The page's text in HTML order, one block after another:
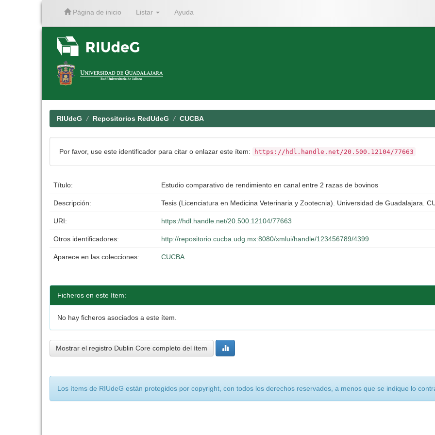
Página de inicio Listar Ayuda
RIUdeG Repositorios RedUdeG CUCBA
Por favor, use este identificador para citar o enlazar este ítem: https://hdl.handle.net/20.500.12104/77663
Título: Estudio comparativo de rendimiento en canal entre 2 razas de bovinos
Descripción: Tesis (Licenciatura en Medicina Veterinaria y Zootecnia). Universidad de Guadalajara.
URI: https://hdl.handle.net/20.500.12104/77663
Otros identificadores: http://repositorio.cucba.udg.mx:8080/xmlui/handle/123456789/4399
Aparece en las colecciones: CUCBA
Ficheros en este ítem:
No hay ficheros asociados a este ítem.
Mostrar el registro Dublin Core completo del ítem
Los ítems de RIUdeG están protegidos por copyright, con todos los derechos reservados, a menos que se indique lo